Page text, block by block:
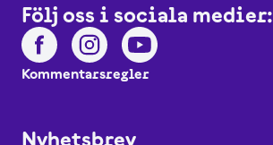
Följ oss i sociala medier:
Kommentarsregler
Nyhetsbrev